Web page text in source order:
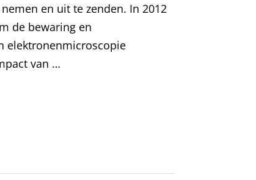
en uit te zenden. In 2012
de bewaring en
elektronenmicroscopie
van …